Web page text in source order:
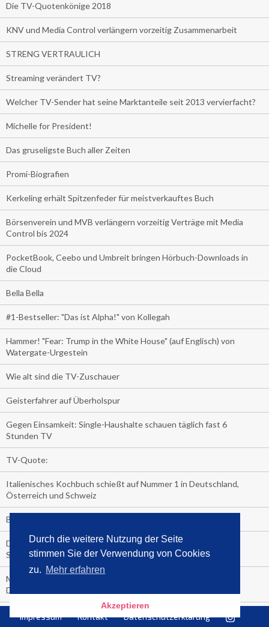
Durch die weitere Nutzung der Seite
stimmen Sie der Verwendung von Cookies
zu. Mehr erfahren
Akzeptieren
Die TV-Quotenkönige 2018
KNV und Media Control verlängern vorzeitig Zusammenarbeit
STRENG VERTRAULICH
Streaming verändert TV?
Welcher TV-Sender hat seine Marktanteile seit 2013 vervierfacht?
Michelle for President!
Das gruseligste Buch aller Zeiten
Promi-Biografien
Kerkeling erhält Spitzenfeder für meistverkauftes Buch
Börsenverein und MVB verlängern vorzeitig Verträge mit Media
Control bis 2024
PocketBook, Ceebo und Umbreit bringen Hörbuch-Downloads in
die Cloud
Bella Bella
#1-Bestseller: "Das ist Alpha!" von Kollegah
Hammer! "Fear: Trump in the White House" (auf Englisch) von
Watergate-Urgestein
Wie alt sind die TV-Zuschauer
Geisterfahrer auf Überholspur
Gegen Einsamkeit: Single-Haushalte schauen täglich fast 6
Stunden TV
TV-Quote:
Italienisches Kochbuch schießt auf Nummer 1 in Deutschland,
Österreich und Schweiz
Blick in die Garage der TV-Dauerglotzer
Die Deutschen investieren, während die Österreicher und
Schweizer noch nachdenken, wie sie reich werden.
Meistverkaufte Blu-ray im zweiten Quartal – Doppelspitze für
Disney
Impressum Kontakt Datenschutzerklärung